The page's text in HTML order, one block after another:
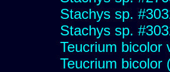
Stachys sp.
Stachys sp.
Teucrium bicolor
Teucrium bicolor